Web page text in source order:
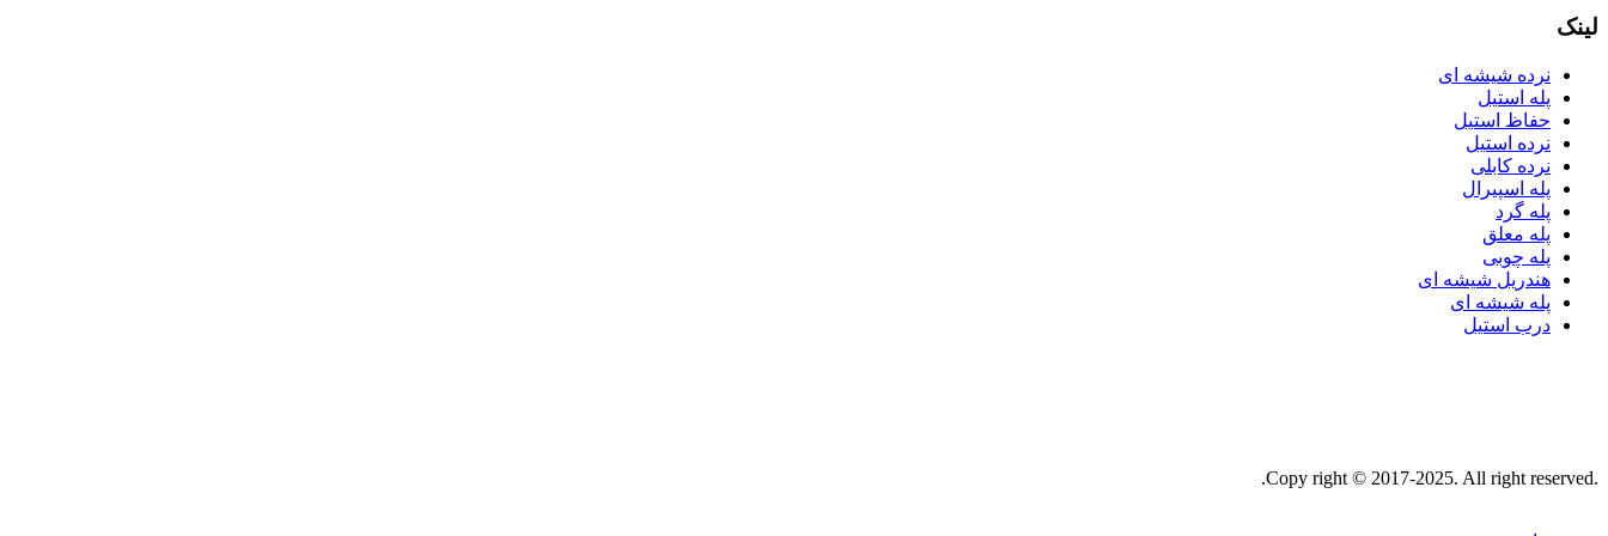
لینک
نرده شیشه ای
پله استیل
حفاظ استیل
نرده استیل
نرده کابلی
پله اسپیرال
پله گرد
پله معلق
پله چوبی
هندریل شیشه ای
پله شیشه ای
درب استیل
.Copy right © 2017-2025. All right reserved.